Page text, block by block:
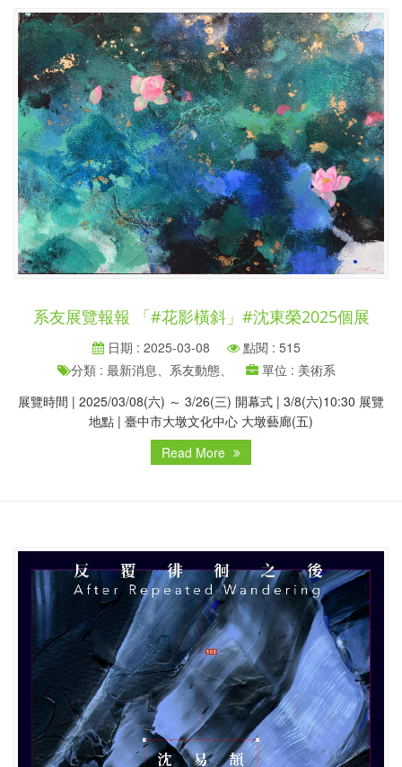
系友展覽報報 「#花影橫斜」#沈東榮2025個展
日期 : 2025-03-08
點閱 : 515
分類 : 最新消息、系友動態、
單位 : 美術系
展覽時間 | 2025/03/08(六) ～ 3/26(三) 開幕式 | 3/8(六)10:30 展覽
地點 | 臺中市大墩文化中心 大墩藝廊(五)
Read More